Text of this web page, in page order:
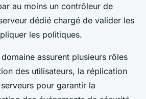
au moins un contrôleur de
dédié chargé de valider les
les politiques.
assurent plusieurs rôles
des utilisateurs, la réplication
pour garantir la